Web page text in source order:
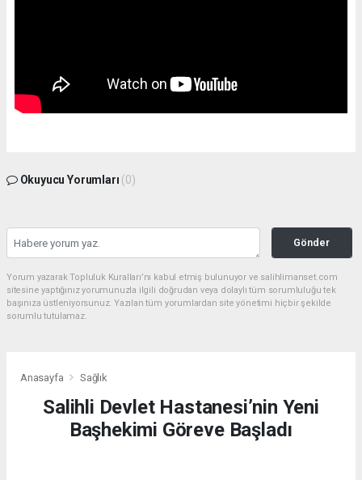
Okuyucu Yorumları (0)
Gönder
Yorum yazarak Topluluk Kuralları’nı kabul etmiş bulunuyor ve salihlimanset.com
sitesine yaptığınız yorumunuzla ilgili doğrudan veya dolaylı tüm sorumluluğu tek
başınıza üstleniyorsunuz. Yazılan tüm yorumlardan site yönetimi hiçbir şekilde
sorumlu tutulamaz.
Anasayfa Sağlık
Salihli Devlet Hastanesi’nin Yeni
Başhekimi Göreve Başladı